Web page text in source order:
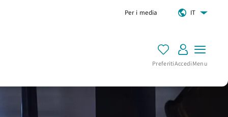
Per i media IT
PreferitiAccediMenu